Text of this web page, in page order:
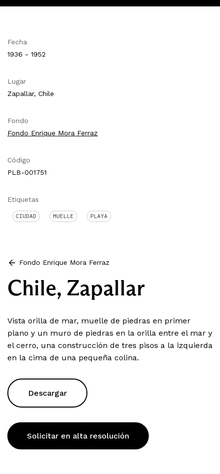
Fecha
1936 - 1952
Lugar
Zapallar, Chile
Fondo
Fondo Enrique Mora Ferraz
Código
PLB-001751
Etiquetas
CIUDAD MUELLE PLAYA
Fondo Enrique Mora Ferraz
Chile, Zapallar
Vista orilla de mar, muelle de piedras en primer
plano y un muro de piedras en la orilla entre el mar y
el cerro, una construcción de tres pisos a la izquierda
en la cima de una pequeña colina.
Descargar
Solicitar en alta resolución